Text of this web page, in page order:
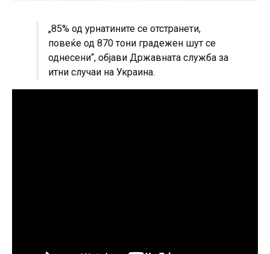
„85% од урнатините се отстранети,
повеќе од 870 тони градежен шут се
однесени“, објави Државната служба за
итни случаи на Украина.